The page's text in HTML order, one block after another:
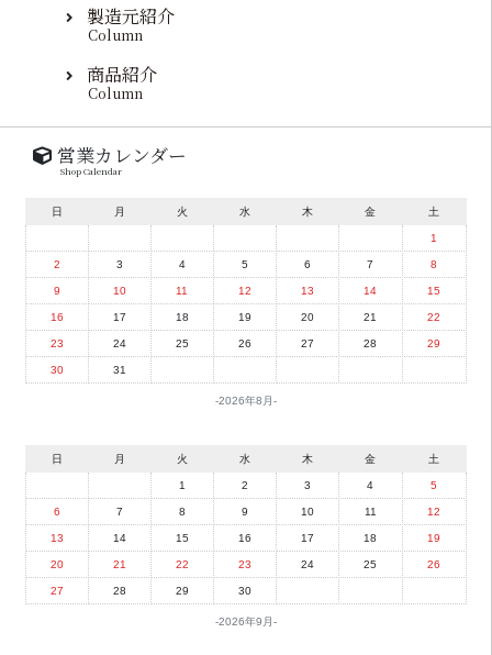
製造元紹介
Column
商品紹介
Column
営業カレンダー
Shop Calendar
2026年8月
日 月 火 水 木 金 土
1
2 3 4 5 6 7 8
9 10 11 12 13 14 15
16 17 18 19 20 21 22
23 24 25 26 27 28 29
30 31
2026年9月
日 月 火 水 木 金 土
1 2 3 4 5
6 7 8 9 10 11 12
13 14 15 16 17 18 19
20 21 22 23 24 25 26
27 28 29 30